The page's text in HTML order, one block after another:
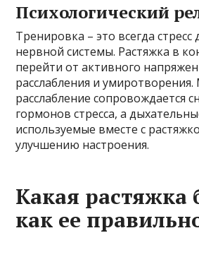
Психологический
Тренировка – это всегда
нервной системы. Растяжка в
перейти от активного
расслабления и
расслабление сопровождается
гормонов стресса, а
используемые вместе с
улучшению настроения.
Какая растяжка
как ее